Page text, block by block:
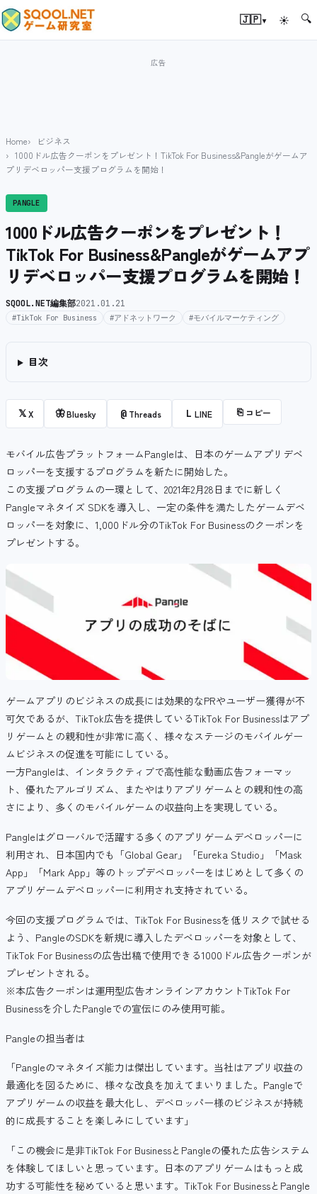
🇯🇵▾ ☀ 🔍
Home
ビジネス
1000ドル広告クーポンをプレゼント！TikTok For Business&Pangleがゲームア
プリデベロッパー支援プログラムを開始！
PANGLE
1000ドル広告クーポンをプレゼント！
TikTok For Business&Pangleがゲームアプ
リデベロッパー支援プログラムを開始！
SQOOL.NET編集部2021.01.21
#TikTok For Business #アドネットワーク #モバイルマーケティング
目次
𝕏X 🦋Bluesky @ Threads L LINE ⎘ コピー
モバイル広告プラットフォームPangleは、日本のゲームアプリデベ
ロッパーを支援するプログラムを新たに開始した。
この支援プログラムの一環として、2021年2月28日までに新しく
Pangleマネタイズ SDKを導入し、一定の条件を満たしたゲームデベ
ロッパーを対象に、1,000ドル分のTikTok For Businessのクーポンを
プレゼントする。
ゲームアプリのビジネスの成長には効果的なPRやユーザー獲得が不
可欠であるが、TikTok広告を提供しているTikTok For Businessはアプ
リゲームとの親和性が非常に高く、様々なステージのモバイルゲー
ムビジネスの促進を可能にしている。
一方Pangleは、インタラクティブで高性能な動画広告フォーマッ
ト、優れたアルゴリズム、またやはりアプリゲームとの親和性の高
さにより、多くのモバイルゲームの収益向上を実現している。
Pangleはグローバルで活躍する多くのアプリゲームデベロッパーに
利用され、日本国内でも「Global Gear」「Eureka Studio」「Mask
App」「Mark App」等のトップデベロッパーをはじめとして多くの
アプリゲームデベロッパーに利用され支持されている。
今回の支援プログラムでは、TikTok For Businessを低リスクで試せる
よう、PangleのSDKを新規に導入したデベロッパーを対象として、
TikTok For Businessの広告出稿で使用できる1000ドル広告クーポンが
プレゼントされる。
※本広告クーポンは運用型広告オンラインアカウントTikTok For
Businessを介したPangleでの宣伝にのみ使用可能。
Pangleの担当者は
「Pangleのマネタイズ能力は傑出しています。当社はアプリ収益の
最適化を図るために、様々な改良を加えてまいりました。Pangleで
アプリゲームの収益を最大化し、デベロッパー様のビジネスが持続
的に成長することを楽しみにしています」
「この機会に是非TikTok For BusinessとPangleの優れた広告システム
を体験してほしいと思っています。日本のアプリゲームはもっと成
功する可能性を秘めていると思います。TikTok For BusinessとPangle